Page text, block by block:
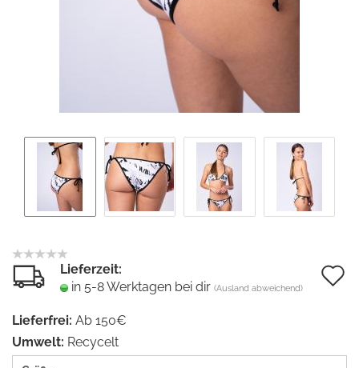
Lieferzeit:
in 5-8 Werktagen bei dir (Ausland abweichend)
Lieferfrei: Ab 150€
Umwelt: Recycelt